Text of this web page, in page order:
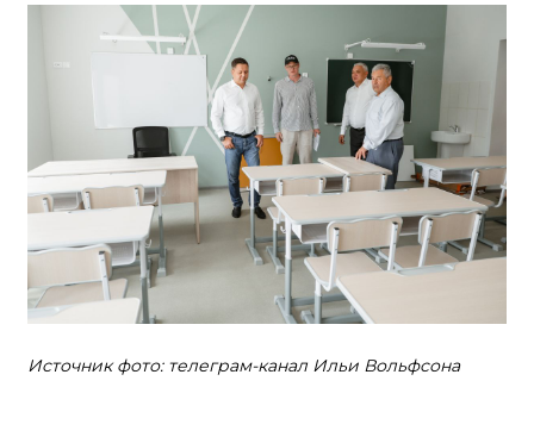
Источник фото: телеграм-канал Ильи Вольфсона